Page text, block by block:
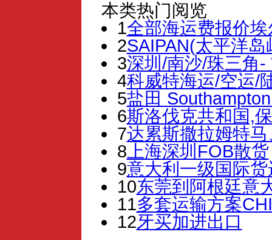
本类热门阅览
1全部海运费报价
2SAIPAN(太平洋
3深圳/南沙/珠三角-
4科威特海运/空运/
5盐田
6斯洛伐克共和国,
7达累斯撒拉姆特
8 上海深圳FOB散货
9意大利一级国际货
10东莞到阿根廷意
11多套运输方案
12牙买加进出口